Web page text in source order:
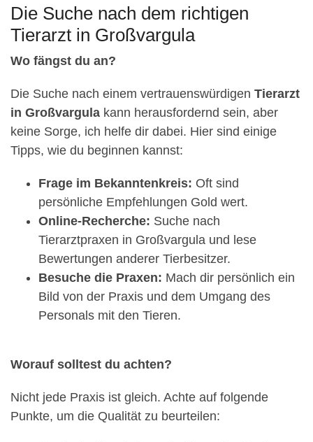
Die Suche nach dem richtigen
Tierarzt in Großvargula
Wo fängst du an?
Die Suche nach einem vertrauenswürdigen Tierarzt
in Großvargula kann herausfordernd sein, aber
keine Sorge, ich helfe dir dabei. Hier sind einige
Tipps, wie du beginnen kannst:
Frage im Bekanntenkreis: Oft sind
persönliche Empfehlungen Gold wert.
Online-Recherche: Suche nach
Tierarztpraxen in Großvargula und lese
Bewertungen anderer Tierbesitzer.
Besuche die Praxen: Mach dir persönlich ein
Bild von der Praxis und dem Umgang des
Personals mit den Tieren.
Worauf solltest du achten?
Nicht jede Praxis ist gleich. Achte auf folgende
Punkte, um die Qualität zu beurteilen: